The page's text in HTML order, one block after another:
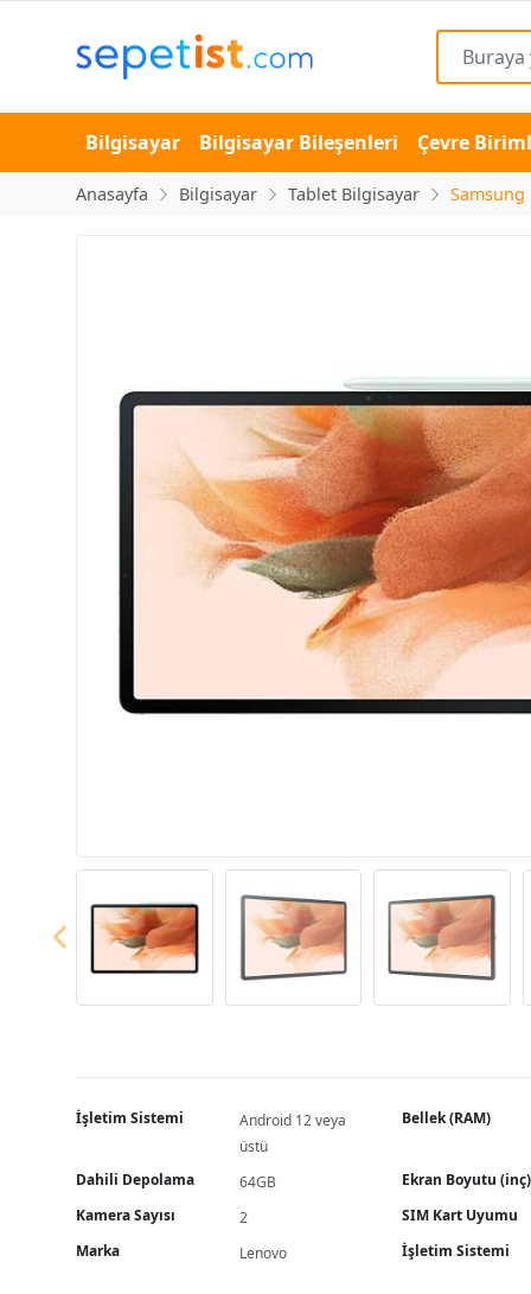
Bilgisayar Bilgisayar Bileşenleri Çevre
Anasayfa Bilgisayar Tablet Bilgisayar Samsung
İşletim Sistemi
Android 12 veya
üstü
Bellek (RAM)
Dahili Depolama 64GB
Ekran Boyutu (inç)
Kamera Sayısı
2
SIM Kart Uyumu
Marka
Lenovo İşletim Sistemi